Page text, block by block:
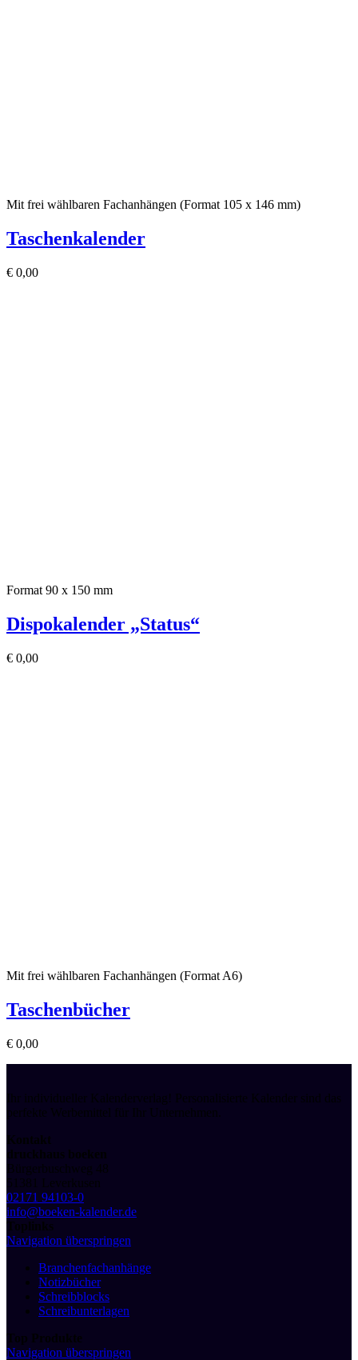
Mit frei wählbaren Fachanhängen (Format 105 x 146 mm)
Taschenkalender
€ 0,00
Format 90 x 150 mm
Dispokalender „Status“
€ 0,00
Mit frei wählbaren Fachanhängen (Format A6)
Taschenbücher
€ 0,00
Ihr individueller Kalenderverlag! Personalisierte Kalender sind das
perfekte Werbemittel für Ihr Unternehmen.
Kontakt
druckhaus boeken
Bürgerbuschweg 48
51381 Leverkusen
02171 94103-0
info@boeken-kalender.de
Toplinks
Navigation überspringen
Branchenfachanhänge
Notizbücher
Schreibblocks
Schreibunterlagen
Top Produkte
Navigation überspringen